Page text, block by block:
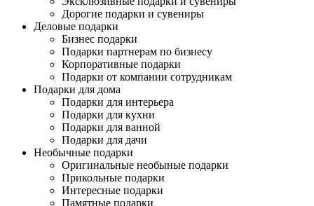
Дорогие подарки и сувениры
Деловые подарки
Бизнес подарки
Подарки партнерам по бизнесу
Корпоративные подарки
Подарки от компании сотрудникам
Подарки для дома
Подарки для интерьера
Подарки для кухни
Подарки для ванной
Подарки для дачи
Необычные подарки
Оригинальные необыные подарки
Прикольные подарки
Интересные подарки
Памятные подарки